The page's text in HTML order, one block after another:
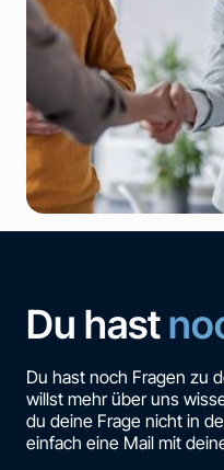
Du hast
Du hast noch Fragen zu
willst mehr über uns
du deine Frage nicht in
einfach eine Mail mit